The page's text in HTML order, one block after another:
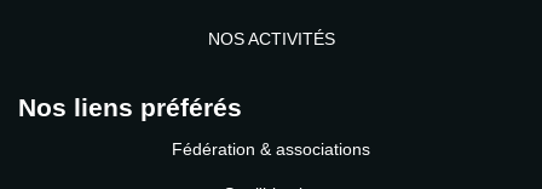
NOS ACTIVITÉS
Nos liens préférés
Fédération & associations